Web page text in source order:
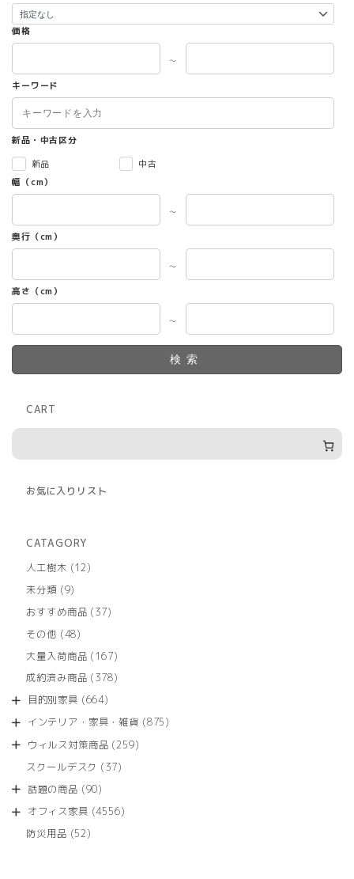
価格
～
キーワード
新品・中古区分
新品
中古
幅（cm）
～
奥行（cm）
～
高さ（cm）
～
検索
CART
お気に入りリスト
CATAGORY
人工樹木
1212
商
未分類 99
の
商
おすすめ商品 3737
商
その他 4848
の
商
大量入荷商品 167167
の
成約済み商品 378378
商
目的別家具 664664
の
商
インテリア・家具・雑貨 875875
ウィルス対策商品 259259
スクールデスク 3737
商
話題の商品 9090
の
オフィス家具 45564556
防災用品 5252